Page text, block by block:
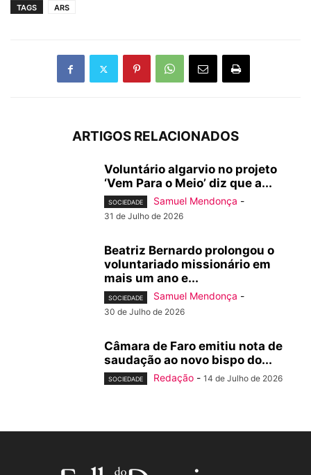
TAGS ARS
ARTIGOS RELACIONADOS
Voluntário algarvio no projeto
‘Vem Para o Meio’ diz que a...
SOCIEDADE Samuel Mendonça -
31 de Julho de 2026
Beatriz Bernardo prolongou o
voluntariado missionário em
mais um ano e...
SOCIEDADE Samuel Mendonça -
30 de Julho de 2026
Câmara de Faro emitiu nota de
saudação ao novo bispo do...
SOCIEDADE Redação - 14 de Julho de 2026